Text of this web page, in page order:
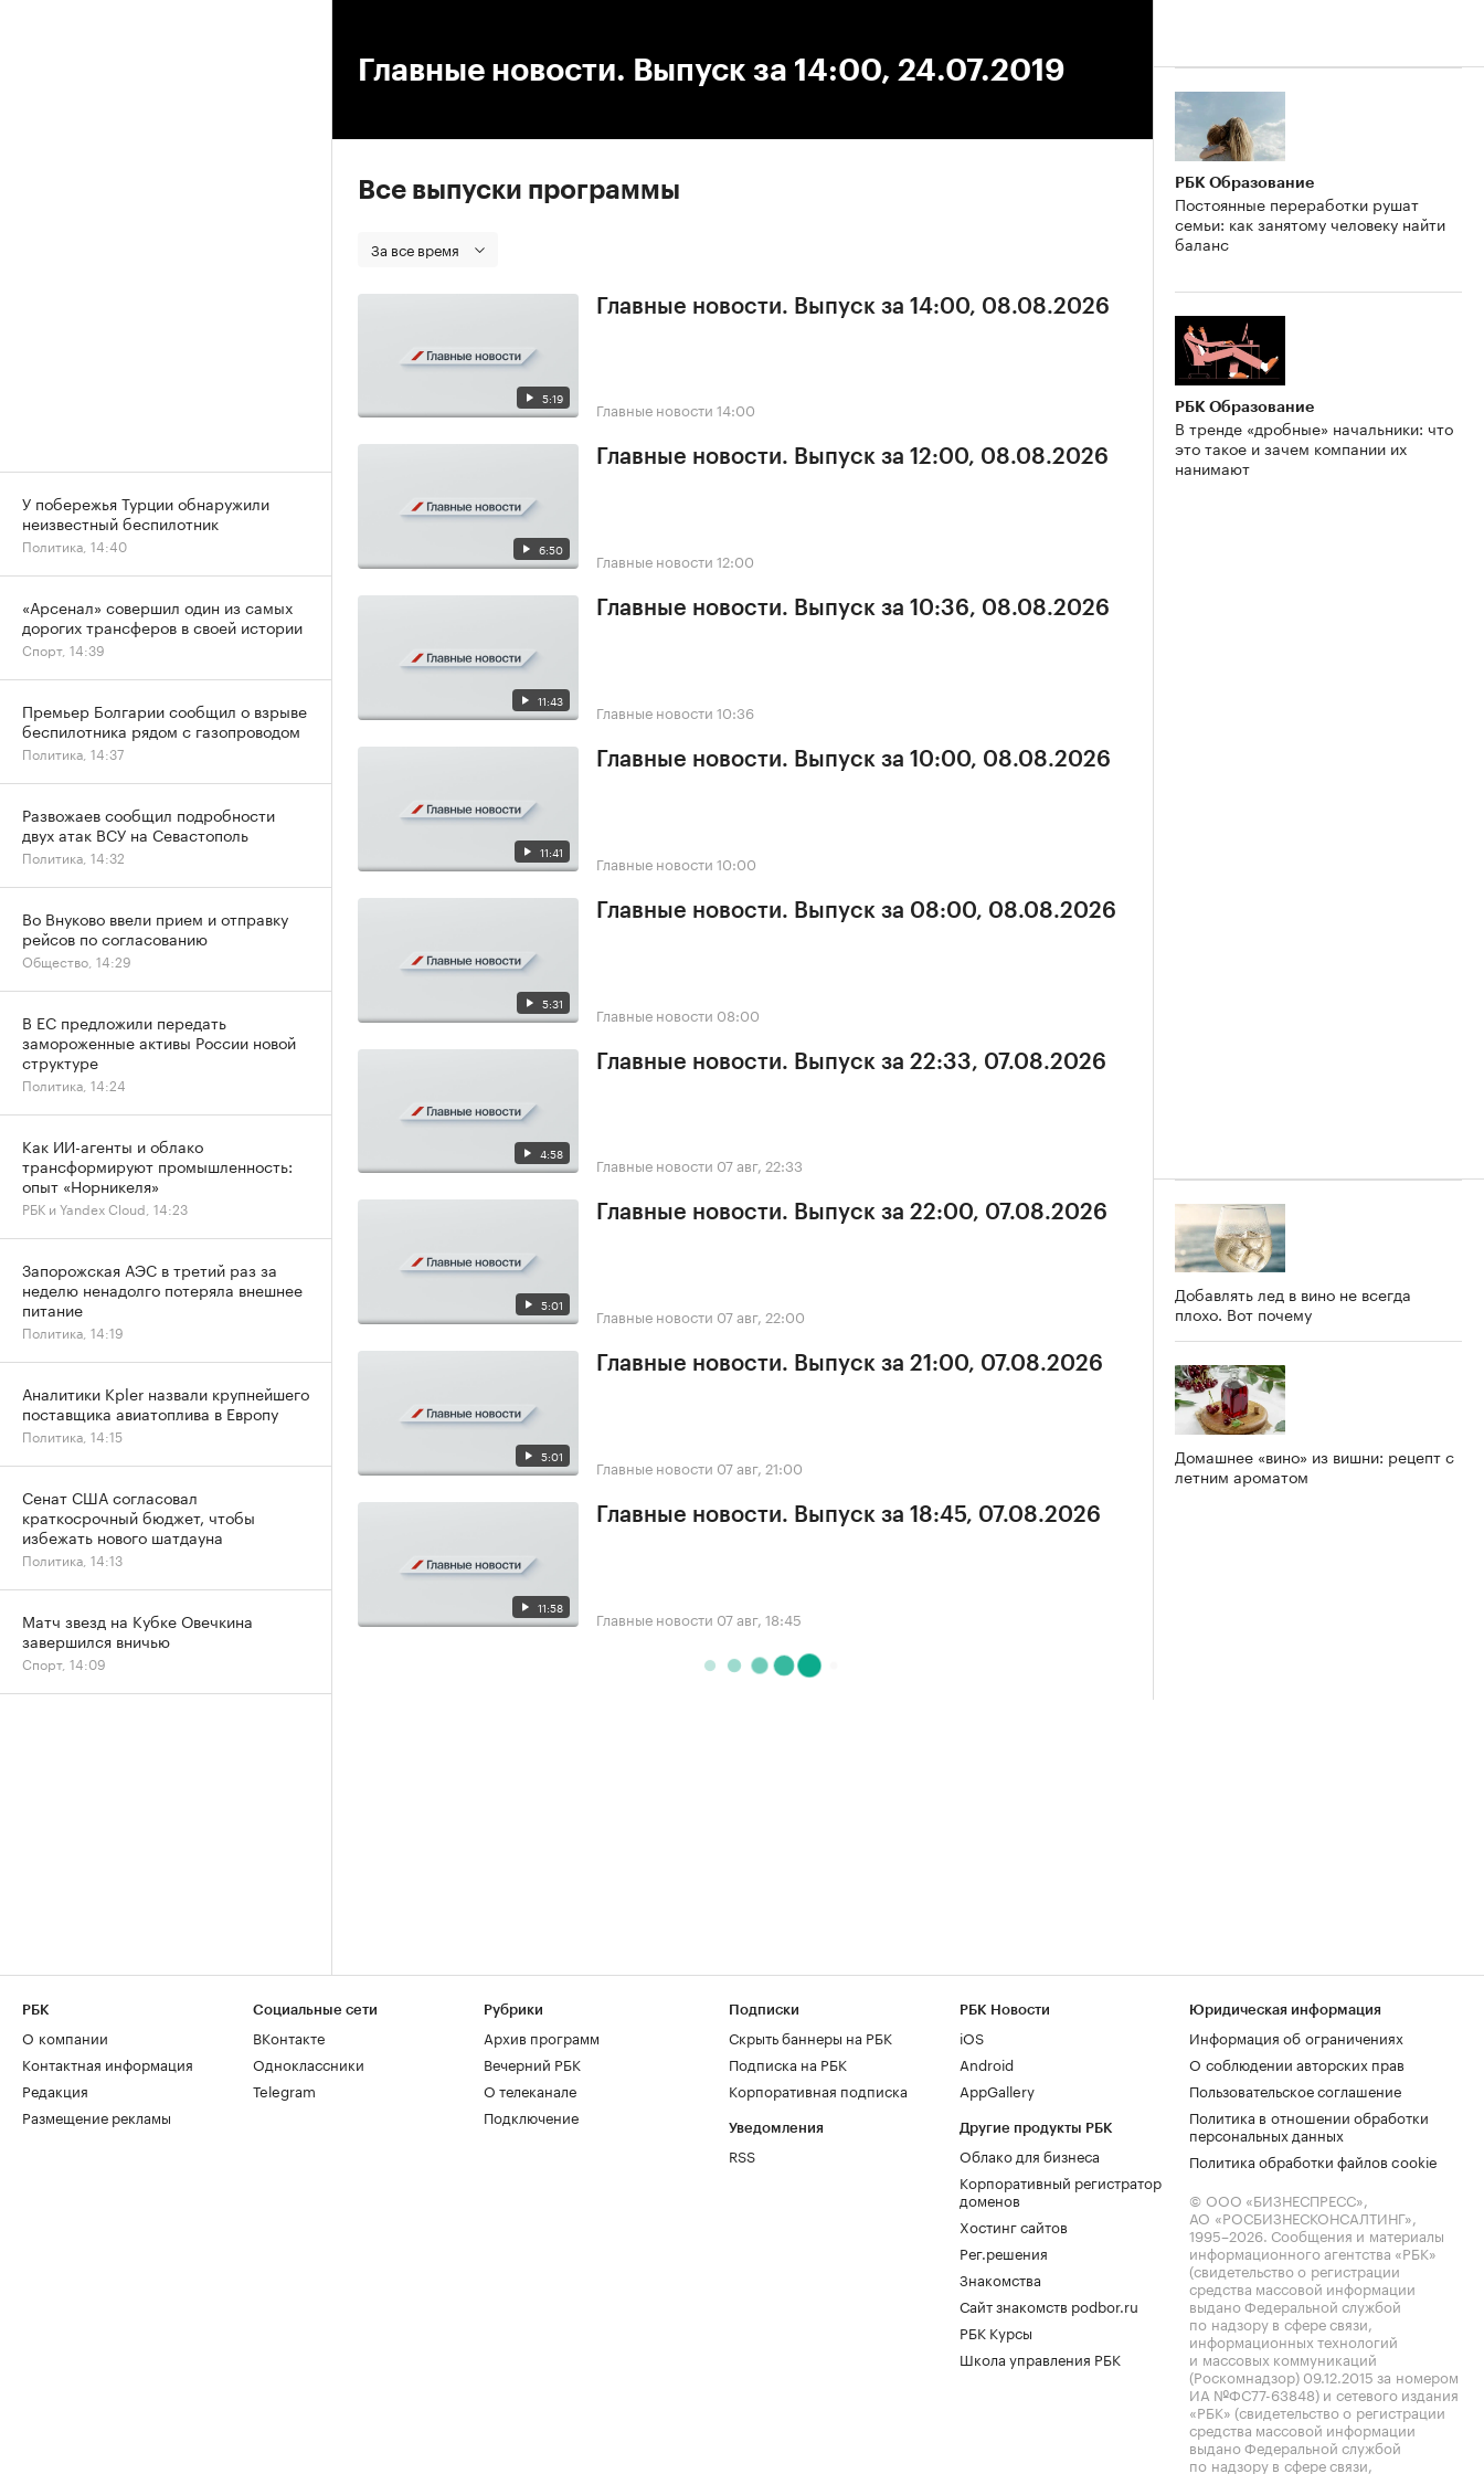
Главные новости. Выпуск за 14:00, 24.07.2019
Все выпуски программы
За все время
5:19
Главные новости. Выпуск за 14:00, 08.08.2026
Главные новости 14:00
6:50
Главные новости. Выпуск за 12:00, 08.08.2026
Главные новости 12:00
11:43
Главные новости. Выпуск за 10:36, 08.08.2026
Главные новости 10:36
11:41
Главные новости. Выпуск за 10:00, 08.08.2026
Главные новости 10:00
5:31
Главные новости. Выпуск за 08:00, 08.08.2026
Главные новости 08:00
4:58
Главные новости. Выпуск за 22:33, 07.08.2026
Главные новости 07 авг, 22:33
5:01
Главные новости. Выпуск за 22:00, 07.08.2026
Главные новости 07 авг, 22:00
5:01
Главные новости. Выпуск за 21:00, 07.08.2026
Главные новости 07 авг, 21:00
11:58
Главные новости. Выпуск за 18:45, 07.08.2026
Главные новости 07 авг, 18:45
РБК Образование
Постоянные переработки рушат
семьи: как занятому человеку найти
баланс
РБК Образование
В тренде «дробные» начальники: что
это такое и зачем компании их
нанимают
Добавлять лед в вино не всегда
плохо. Вот почему
Домашнее «вино» из вишни: рецепт с
летним ароматом
У побережья Турции обнаружили
неизвестный беспилотник
Политика, 14:40
«Арсенал» совершил один из самых
дорогих трансферов в своей истории
Спорт, 14:39
Премьер Болгарии сообщил о взрыве
беспилотника рядом с газопроводом
Политика, 14:37
Развожаев сообщил подробности
двух атак ВСУ на Севастополь
Политика, 14:32
Во Внуково ввели прием и отправку
рейсов по согласованию
Общество, 14:29
В ЕС предложили передать
замороженные активы России новой
структуре
Политика, 14:24
Как ИИ-агенты и облако
трансформируют промышленность:
опыт «Норникеля»
РБК и Yandex Cloud, 14:23
Запорожская АЭС в третий раз за
неделю ненадолго потеряла внешнее
питание
Политика, 14:19
Аналитики Kpler назвали крупнейшего
поставщика авиатоплива в Европу
Политика, 14:15
Сенат США согласовал
краткосрочный бюджет, чтобы
избежать нового шатдауна
Политика, 14:13
Матч звезд на Кубке Овечкина
завершился вничью
Спорт, 14:09
РБК
О компании
Контактная информация
Редакция
Размещение рекламы
Социальные сети
ВКонтакте
Одноклассники
Telegram
Рубрики
Архив программ
Вечерний РБК
О телеканале
Подключение
Подписки
Скрыть баннеры на РБК
Подписка на РБК
Корпоративная подписка
Уведомления
RSS
РБК Новости
iOS
Android
AppGallery
Другие продукты РБК
Облако для бизнеса
Корпоративный регистратор
доменов
Хостинг сайтов
Рег.решения
Знакомства
Сайт знакомств podbor.ru
РБК Курсы
Школа управления РБК
Юридическая информация
Информация об ограничениях
О соблюдении авторских прав
Пользовательское соглашение
Политика в отношении обработки
персональных данных
Политика обработки файлов cookie
© ООО «БИЗНЕСПРЕСС»,
АО «РОСБИЗНЕСКОНСАЛТИНГ»,
1995–2026. Сообщения и материалы
информационного агентства «РБК»
(свидетельство о регистрации
средства массовой информации
выдано Федеральной службой
по надзору в сфере связи,
информационных технологий
и массовых коммуникаций
(Роскомнадзор) 09.12.2015 за номером
ИА №ФС77-63848) и сетевого издания
«РБК» (свидетельство о регистрации
средства массовой информации
выдано Федеральной службой
по надзору в сфере связи,